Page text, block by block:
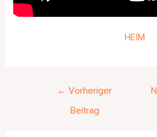
HEIM
← Vorheriger
Beitrag